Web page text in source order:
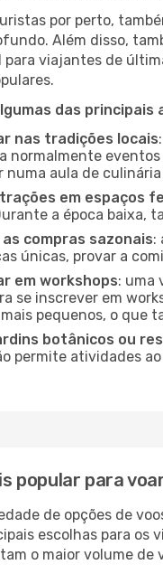
por perto,
Além disso,
para viajantes de
das
nas tradições locais
normalmente
numa aula de
em espaços
a época baixa,
compras sazonais:
únicas, provar a
em workshops: uma
se inscrever em
pequenos, o que
botânicos ou
permite atividades
popular para
de opções de
escolhas para
o maior volume de